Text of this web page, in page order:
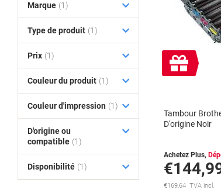
Cadeau
gratuit
Tambour
D'origine Noir
Achetez Plus,
€169,64 TVA incl.
Marque (1)
Type de produit (1)
Prix (1)
Couleur du produit (1)
Couleur d'impression (1)
D'origine ou
compatible (1)
Disponibilité (1)